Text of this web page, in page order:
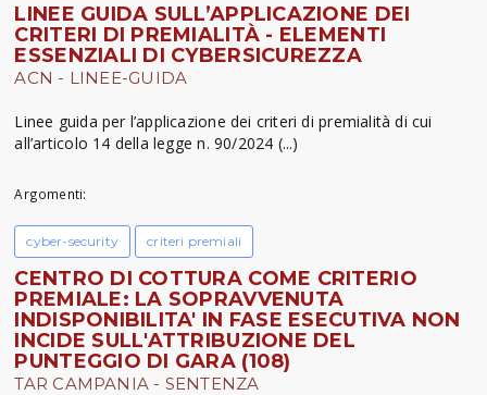
LINEE GUIDA SULL’APPLICAZIONE DEI
CRITERI DI PREMIALITÀ - ELEMENTI
ESSENZIALI DI CYBERSICUREZZA
ACN - LINEE-GUIDA
Linee guida per l’applicazione dei criteri di premialità di cui
all’articolo 14 della legge n. 90/2024 (...)
Argomenti:
cyber-security criteri premiali
CENTRO DI COTTURA COME CRITERIO
PREMIALE: LA SOPRAVVENUTA
INDISPONIBILITA' IN FASE ESECUTIVA NON
INCIDE SULL'ATTRIBUZIONE DEL
PUNTEGGIO DI GARA (108)
TAR CAMPANIA - SENTENZA